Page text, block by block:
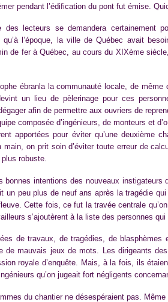
pendant l’édification du pont fut émise.
des lecteurs se demandera certainement
qu’à l’époque, la ville de Québec avait
de fer à Québec, au cours du XIXème
ébranla la communauté locale, de
un lieu de pèlerinage pour ces
afin de permettre aux ouvriers de
composée d’ingénieurs, de monteurs et
apportées pour éviter qu’une deuxième
main, on prit soin d’éviter toute erreur de
robuste.
bonnes intentions des nouveaux
un peu plus de neuf ans après la tragédie
Cette fois, ce fut la travée centrale
s’ajoutèrent à la liste des personnes
de travaux, de tragédies, de
de mauvais jeux de mots. Les dirigeants
royale d’enquête. Mais, à la fois, ils
qu’on jugeait fort négligents
du chantier ne désespéraient pas.